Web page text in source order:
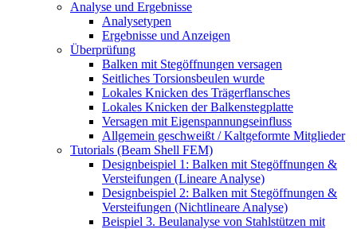
Analyse und Ergebnisse
Analysetypen
Ergebnisse und Anzeigen
Überprüfung
Balken mit Stegöffnungen versagen
Seitliches Torsionsbeulen wurde
Lokales Knicken des Trägerflansches
Lokales Knicken der Balkenstegplatte
Versagen mit Eigenspannungseinfluss
Allgemein geschweißt / Kaltgeformte Mitglieder
Tutorials (Beam Shell FEM)
Designbeispiel 1: Balken mit Stegöffnungen &
Versteifungen (Lineare Analyse)
Designbeispiel 2: Balken mit Stegöffnungen &
Versteifungen (Nichtlineare Analyse)
Beispiel 3. Beulanalyse von Stahlstützen mit